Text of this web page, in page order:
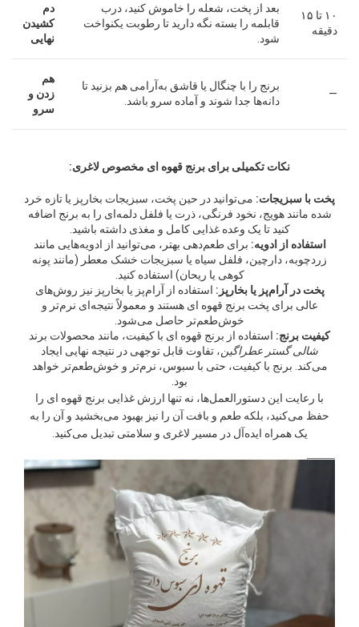
دم
کشیدن
نهایی
بعد از پخت، شعله را خاموش کنید، درب
قابلمه را بسته نگه دارید تا رطوبت یکنواخت
شود.
۱۰ تا ۱۵
دقیقه
هم
زدن و
سرو
برنج را با چنگال یا قاشق به‌آرامی هم بزنید تا
دانه‌ها جدا شوند و آماده سرو باشد.
—
نکات تکمیلی برای برنج قهوه ای مخصوص لاغری:
پخت با سبزیجات: می‌توانید در حین پخت، سبزیجات بخارپز یا تازه خرد
شده مانند هویج، نخود فرنگی، ذرت یا فلفل دلمه‌ای را به برنج اضافه
کنید تا یک وعده غذایی کامل و مغذی داشته باشید.
استفاده از ادویه: برای طعم‌دهی بهتر، می‌توانید از ادویه‌هایی مانند
زردچوبه، دارچین، فلفل سیاه یا سبزیجات خشک معطر (مانند پونه
کوهی یا ریحان) استفاده کنید.
پخت در آرام‌پز یا بخارپز: استفاده از آرام‌پز یا بخارپز نیز روش‌های
عالی برای پخت برنج قهوه ای هستند و معمولاً نتیجه‌ای نرم‌تر و
خوش‌طعم‌تر حاصل می‌شود.
کیفیت برنج: استفاده از برنج قهوه ای با کیفیت، مانند محصولات برند
شالی گستر عطراگین، تفاوت قابل توجهی در نتیجه نهایی ایجاد
می‌کند. برنج با کیفیت، حتی با سبوس، نرم‌تر و خوش‌طعم‌تر خواهد
بود.
با رعایت این دستورالعمل‌ها، نه تنها ارزش غذایی برنج قهوه ای را
حفظ می‌کنید، بلکه طعم و بافت آن را نیز بهبود می‌بخشید و آن را به
یک همراه ایده‌آل در مسیر لاغری و سلامتی تبدیل می‌کنید.